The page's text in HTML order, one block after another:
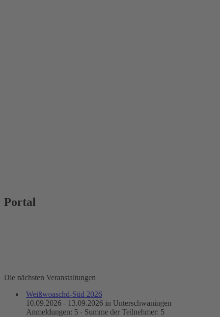
Portal
Die nächsten Veranstaltungen
Weißwoaschd-Süd 2026
10.09.2026 - 13.09.2026 in Unterschwaningen
Anmeldungen: 5 - Summe der Teilnehmer: 5